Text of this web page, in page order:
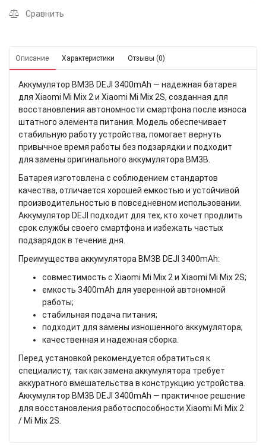
Сравнить
Описание Характеристики Отзывы (0)
Аккумулятор BM3B DEJI 3400mAh — надежная батарея
для Xiaomi Mi Mix 2 и Xiaomi Mi Mix 2S, созданная для
восстановления автономности смартфона после износа
штатного элемента питания. Модель обеспечивает
стабильную работу устройства, помогает вернуть
привычное время работы без подзарядки и подходит
для замены оригинального аккумулятора BM3B.
Батарея изготовлена с соблюдением стандартов
качества, отличается хорошей емкостью и устойчивой
производительностью в повседневном использовании.
Аккумулятор DEJI подходит для тех, кто хочет продлить
срок службы своего смартфона и избежать частых
подзарядок в течение дня.
Преимущества аккумулятора BM3B DEJI 3400mAh:
совместимость с Xiaomi Mi Mix 2 и Xiaomi Mi Mix 2S;
емкость 3400mAh для уверенной автономной
работы;
стабильная подача питания;
подходит для замены изношенного аккумулятора;
качественная и надежная сборка.
Перед установкой рекомендуется обратиться к
специалисту, так как замена аккумулятора требует
аккуратного вмешательства в конструкцию устройства.
Аккумулятор BM3B DEJI 3400mAh — практичное решение
для восстановления работоспособности Xiaomi Mi Mix 2
/ Mi Mix 2S.